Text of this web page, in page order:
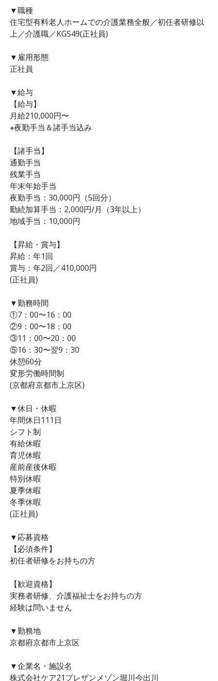
▼職種
住宅型有料老人ホームでの介護業務全般／初任者研修以
上／介護職／KGS49(正社員)
▼雇用形態
正社員
▼給与
【給与】
月給210,000円〜
※夜勤手当＆諸手当込み
【諸手当】
通勤手当
残業手当
年末年始手当
夜勤手当：30,000円（5回分）
勤続加算手当：2,000円/月（3年以上）
地域手当：10,000円
【昇給・賞与】
昇給：年1回
賞与：年2回／410,000円
(正社員)
▼勤務時間
①7：00〜16：00
②9：00〜18：00
③11：00〜20：00
⑤16：30〜翌9：30
休憩60分
変形労働時間制
(京都府京都市上京区)
▼休日・休暇
年間休日111日
シフト制
有給休暇
育児休暇
産前産後休暇
特別休暇
夏季休暇
冬季休暇
(正社員)
▼応募資格
【必須条件】
初任者研修をお持ちの方
【歓迎資格】
実務者研修、介護福祉士をお持ちの方
経験は問いません
▼勤務地
京都府京都市上京区
▼企業名・施設名
株式会社ケア21プレザンメゾン堀川今出川